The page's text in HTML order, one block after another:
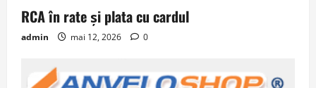
RCA în rate și plata cu cardul
admin mai 12, 2026 0